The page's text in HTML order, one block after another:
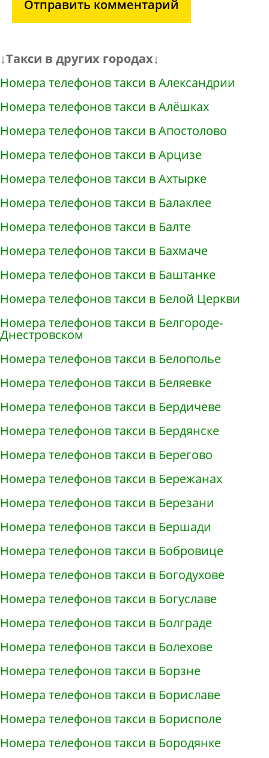
Отправить комментарий
↓Такси в других городах↓
Номера телефонов такси в Александрии
Номера телефонов такси в Алёшках
Номера телефонов такси в Апостолово
Номера телефонов такси в Арцизе
Номера телефонов такси в Ахтырке
Номера телефонов такси в Балаклее
Номера телефонов такси в Балте
Номера телефонов такси в Бахмаче
Номера телефонов такси в Баштанке
Номера телефонов такси в Белой Церкви
Номера телефонов такси в Белгороде-
Днестровском
Номера телефонов такси в Белополье
Номера телефонов такси в Беляевке
Номера телефонов такси в Бердичеве
Номера телефонов такси в Бердянске
Номера телефонов такси в Берегово
Номера телефонов такси в Бережанах
Номера телефонов такси в Березани
Номера телефонов такси в Бершади
Номера телефонов такси в Бобровице
Номера телефонов такси в Богодухове
Номера телефонов такси в Богуславе
Номера телефонов такси в Болграде
Номера телефонов такси в Болехове
Номера телефонов такси в Борзне
Номера телефонов такси в Бориславе
Номера телефонов такси в Борисполе
Номера телефонов такси в Бородянке